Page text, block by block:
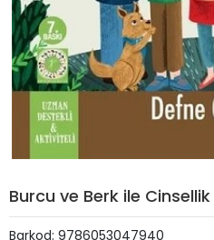
Burcu ve Berk ile Cinsellik
Barkod: 9786053047940